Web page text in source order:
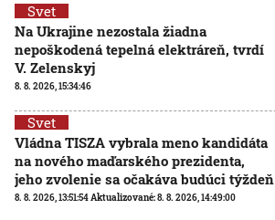
Svet
Na Ukrajine nezostala žiadna
nepoškodená tepelná elektráreň, tvrdí
V. Zelenskyj
8. 8. 2026, 15:34:46
Svet
Vládna TISZA vybrala meno kandidáta
na nového maďarského prezidenta,
jeho zvolenie sa očakáva budúci týždeň
8. 8. 2026, 13:51:54Aktualizované:8. 8. 2026, 14:49:00